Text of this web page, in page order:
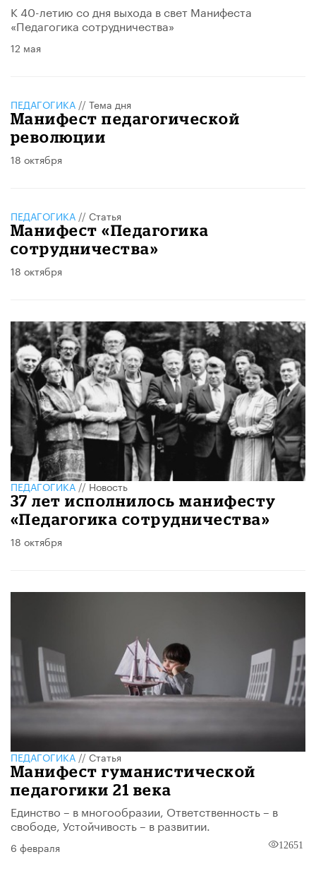
К 40-летию со дня выхода в свет Манифеста
«Педагогика сотрудничества»
12 мая
ПЕДАГОГИКА // Тема дня
Манифест педагогической
революции
18 октября
ПЕДАГОГИКА // Статья
Манифест «Педагогика
сотрудничества»
18 октября
ПЕДАГОГИКА//Новость
37 лет исполнилось манифесту
«Педагогика сотрудничества»
18 октября
ПЕДАГОГИКА//Статья
Манифест гуманистической
педагогики 21 века
Единство – в многообразии, Ответственность – в
свободе, Устойчивость – в развитии.
6 февраля 12651